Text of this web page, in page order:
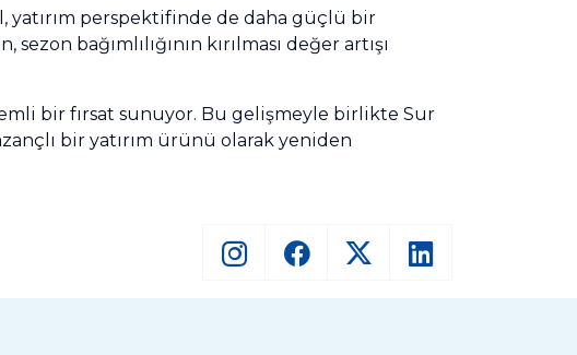
yatırım perspektifinde de daha güçlü bir
bağımlılığının kırılması değer artışı
bir fırsat sunuyor. Bu gelişmeyle birlikte Sur
bir yatırım ürünü olarak yeniden